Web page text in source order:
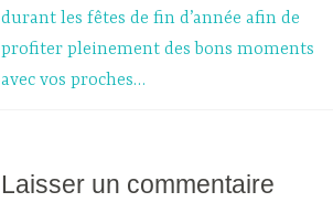
durant les fêtes de fin d’année afin de
profiter pleinement des bons moments
avec vos proches…
Laisser un commentaire